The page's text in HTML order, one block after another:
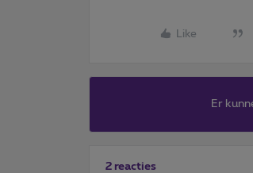
Like
Er
2 reacties